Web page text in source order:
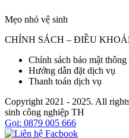
Mẹo nhỏ vệ sinh
CHÍNH SÁCH – ĐIỀU
Chính sách bảo mật thông
Hướng dẫn đặt dịch vụ
Thanh toán dịch vụ
Copyright 2021 - 2025. All
sinh công nghiệp TH
Gọi: 0879 005 666